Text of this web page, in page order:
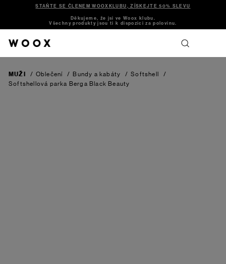
STAŇTE SE ČLENEM WOOXKLUBU, ZÍSKEJTE 50% SLEVU
Děkujeme, že jsi ve Woox klubu.
Všechny produkty jsou ti k dispozici za polovinu.
MUŽI / Oblečení / Bundy a kabáty / Softshell
/
Softshellová parka Berga Black Beauty